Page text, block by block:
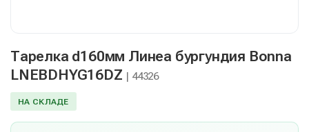
Тарелка d160мм Линеа бургундия Bonna
LNEBDHYG16DZ | 44326
НА СКЛАДЕ